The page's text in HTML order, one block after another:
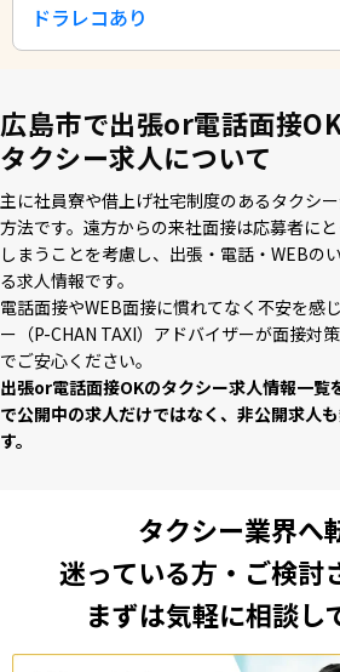
ドラレコあり
広島市で出張or電話面接
タクシー求人について
主に社員寮や借上げ社宅制度のあるタクシ
⽅法です。遠⽅からの来社⾯接は応募者に
しまうことを考慮し、出張・電話・WEBの
る求⼈情報です。
電話⾯接やWEB⾯接に慣れてなく不安を感
ー（P-CHAN TAXI）アドバイザーが⾯接対
でご安⼼ください。
出張or電話⾯接OKのタクシー求⼈情報⼀覧
で公開中の求⼈だけではなく、⾮公開求⼈
す。
タクシー業界へ
迷っている方・ご検討
まずは気軽に相談し